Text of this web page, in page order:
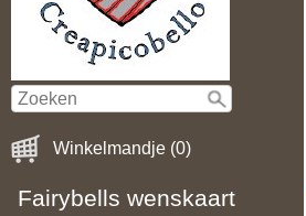
Winkelmandje (0)
Fairybells wenskaart